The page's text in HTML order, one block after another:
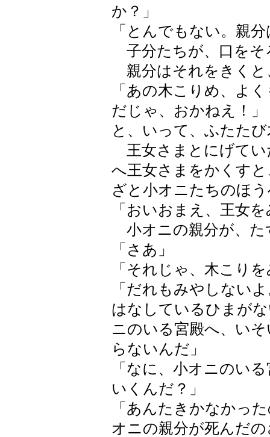
か？」
「とんでもない。親
子分たちが、口をそ
親分はそれをきくと
「あの木こりめ、よ
だじゃ、おかねえ！」
と、いって、ふたた
王女さまとにげてい
へ王女さまをかくす
ざと小オニたちのほ
「おいおまえ、王女
小オニの親分が、た
「さあ」
「それじゃ、木こり
「だれもみやしない
はなしているひまが
ニのいる宮殿へ、い
らないんだ」
「なに、小オニのい
いくんだ？」
「あんたきかなかっ
オニの親分が死んだの